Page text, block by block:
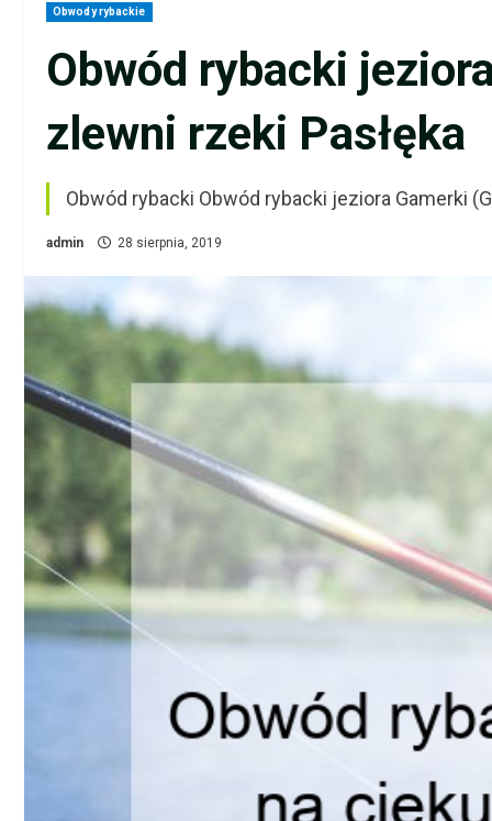
Obwody rybackie
Obwód rybacki
zlewni rzeki Pasłęka
Obwód rybacki Obwód rybacki jeziora Gamerki
admin 28 sierpnia, 2019